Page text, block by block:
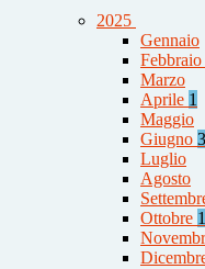
2025
Gennaio
Febbraio
Marzo
Aprile 1
Maggio
Giugno 3
Luglio
Agosto
Ottobre 1